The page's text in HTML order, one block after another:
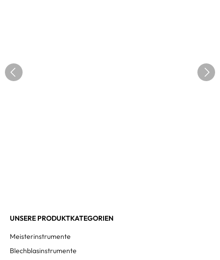
UNSERE PRODUKTKATEGORIEN
Meisterinstrumente
Blechblasinstrumente